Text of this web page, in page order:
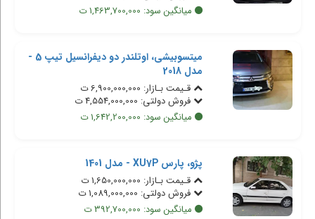
میانگین سود: 1,463,700,000 ت
میتسوبیشی، اوتلندر دو دیفرانسیل تیپ 5 -
مدل 2018
قـیمت بـازار: 6,900,000,000 ت
فروش دولتی: 4,554,000,000 ت
میانگین سود: 1,642,200,000 ت
پژو، پارس XU7P - مدل 1401
قـیمت بـازار: 1,650,000,000 ت
فروش دولتی: 1,089,000,000 ت
میانگین سود: 392,700,000 ت